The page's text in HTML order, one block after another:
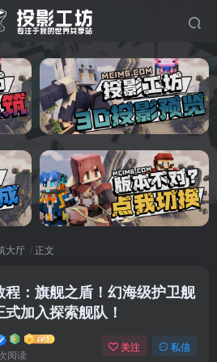
大厅 正文
：旗舰之盾！幻海级护卫舰
式加入探索舰队！
阅读
关注 私信